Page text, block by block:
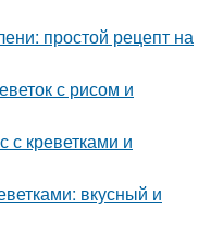
простой рецепт на
с рисом и
с креветками и
вкусный и